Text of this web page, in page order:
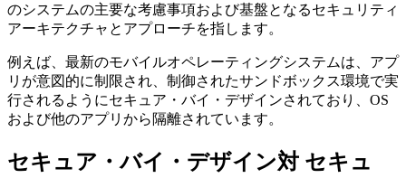
のシステムの主要な考慮事項および基盤となるセキュリティ
アーキテクチャとアプローチを指します。
例えば、最新のモバイルオペレーティングシステムは、アプ
リが意図的に制限され、制御されたサンドボックス環境で実
行されるようにセキュア・バイ・デザインされており、OS
および他のアプリから隔離されています。
セキュア・バイ・デザイン対 セキュ